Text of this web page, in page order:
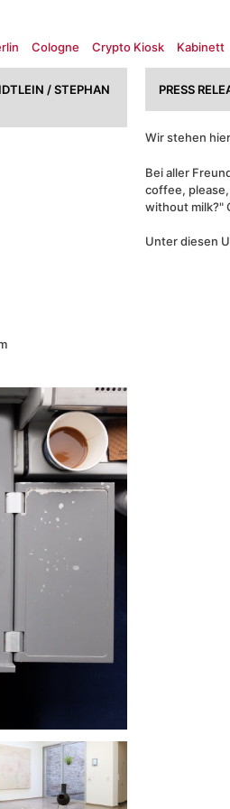
Cologne Crypto Kiosk Kabinett
/ STEPHAN
PRESS
Wir stehen
Bei aller
coffee,
without milk?"
Unter diesen